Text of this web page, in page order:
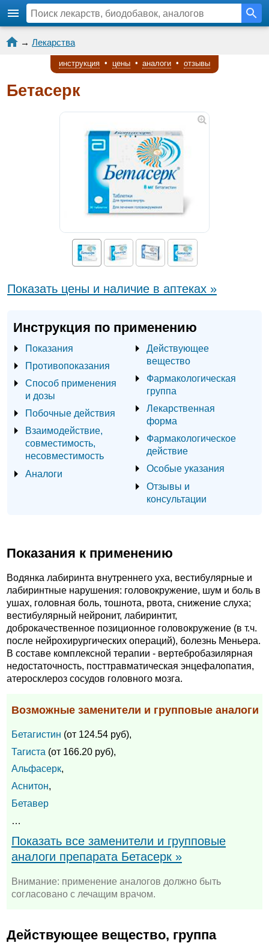
→ Лекарства
инструкция • цены • аналоги • отзывы
Бетасерк
Показать цены и наличие в аптеках »
Инструкция по применению
Показания
Противопоказания
Способ применения
и дозы
Побочные действия
Взаимодействие,
совместимость,
несовместимость
Аналоги
Действующее
вещество
Фармакологическая
группа
Лекарственная
форма
Фармакологическое
действие
Особые указания
Отзывы и
консультации
Показания к применению
Водянка лабиринта внутреннего уха, вестибулярные и
лабиринтные нарушения: головокружение, шум и боль в
ушах, головная боль, тошнота, рвота, снижение слуха;
вестибулярный нейронит, лабиринтит,
доброкачественное позиционное головокружение (в т.ч.
после нейрохирургических операций), болезнь Меньера.
В составе комплексной терапии - вертебробазилярная
недостаточность, посттравматическая энцефалопатия,
атеросклероз сосудов головного мозга.
Возможные заменители и групповые аналоги
Бетагистин (от 124.54 руб),
Тагиста (от 166.20 руб),
Альфасерк,
Аснитон,
Бетавер
…
Показать все заменители и групповые
аналоги препарата Бетасерк »
Внимание: применение аналогов должно быть
согласовано с лечащим врачом.
Действующее вещество, группа